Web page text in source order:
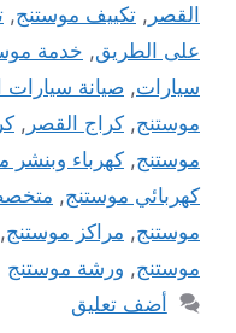
القصر , تكييف موستنج,
على الطريق, خدمة
سيارات, صيانة سيارات
موستنج, كراج القصر ,
موستنج, كهرباء وبنشر
كهربائي موستنج,
موستنج, مراكز موستنج,
موستنج, ورشة موستنج
أضف تعليق